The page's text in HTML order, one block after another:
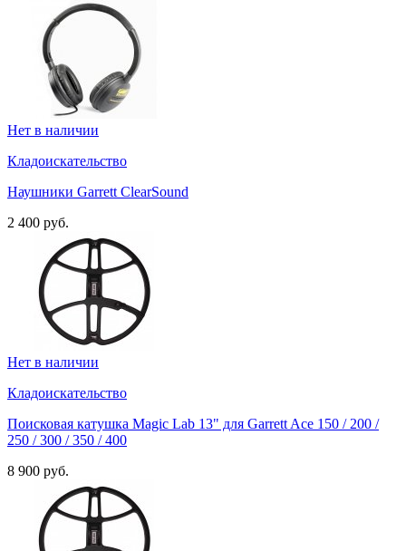
Нет в наличии
Кладоискательство
Наушники Garrett ClearSound
2 400 руб.
Нет в наличии
Кладоискательство
Поисковая катушка Magic Lab 13" для Garrett Ace 150 / 200 /
250 / 300 / 350 / 400
8 900 руб.